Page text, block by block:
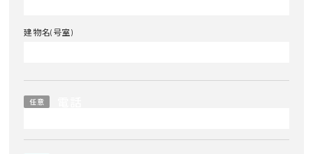
建物名(号室)
任意